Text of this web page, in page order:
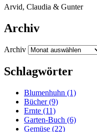
Arvid, Clau­dia & Gunter
Archiv
Archiv
Schlagwörter
Blumenhuhn (1)
Bücher(9)
Ernte (11)
Garten-Buch (6)
Gemüse (22)